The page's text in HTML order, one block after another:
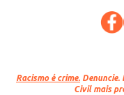
Racismo é crime. Denuncie.
Civil mais